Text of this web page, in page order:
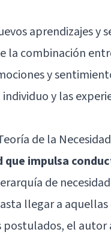
aprendizajes y
la combinación
y
y las
de la
que impulsa
de
llegar a
el autor